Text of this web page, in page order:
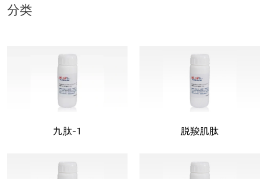
分类
九肽-1 脱羧肌肽